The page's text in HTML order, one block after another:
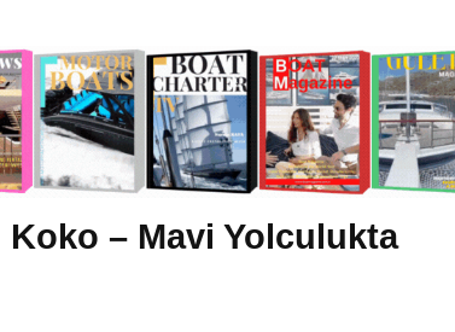
Koko – Mavi Yolculukta